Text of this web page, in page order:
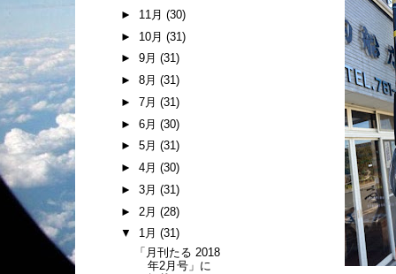
► 11月 (30)
► 10月 (31)
► 9月 (31)
► 8月 (31)
► 7月 (31)
► 6月 (30)
► 5月 (31)
► 4月 (30)
► 3月 (31)
► 2月 (28)
▼ 1月 (31)
「月刊たる 2018
年2月号」に